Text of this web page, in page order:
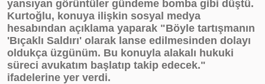
yansıyan görüntüler gündeme bomba gibi düştü.
Kurtoğlu, konuya ilişkin sosyal medya
hesabından açıklama yaparak "Böyle tartışmanın
'Bıçaklı Saldırı' olarak lanse edilmesinden dolayı
oldukça üzgünüm. Bu konuyla alakalı hukuki
süreci avukatım başlatıp takip edecek."
ifadelerine yer verdi.